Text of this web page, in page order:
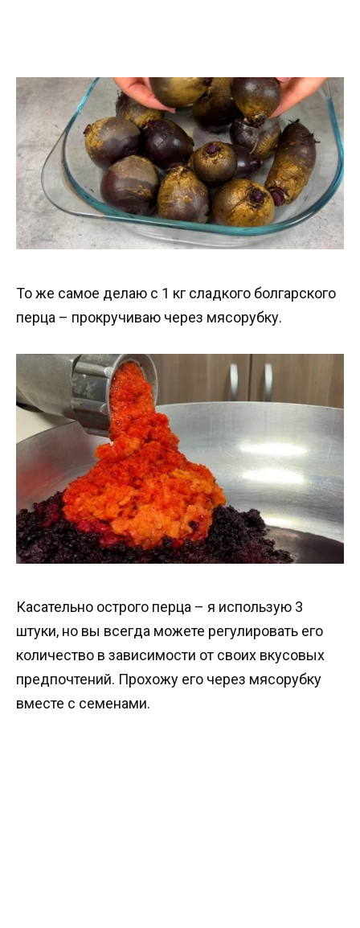
То же самое делаю с 1 кг сладкого болгарского
перца – прокручиваю через мясорубку.
Касательно острого перца – я использую 3
штуки, но вы всегда можете регулировать его
количество в зависимости от своих вкусовых
предпочтений. Прохожу его через мясорубку
вместе с семенами.